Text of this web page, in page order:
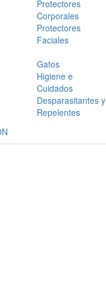
Protectores
Corporales
Protectores
Faciales
Gatos
Higiene e
Cuidados
Desparasitantes y
Repelentes